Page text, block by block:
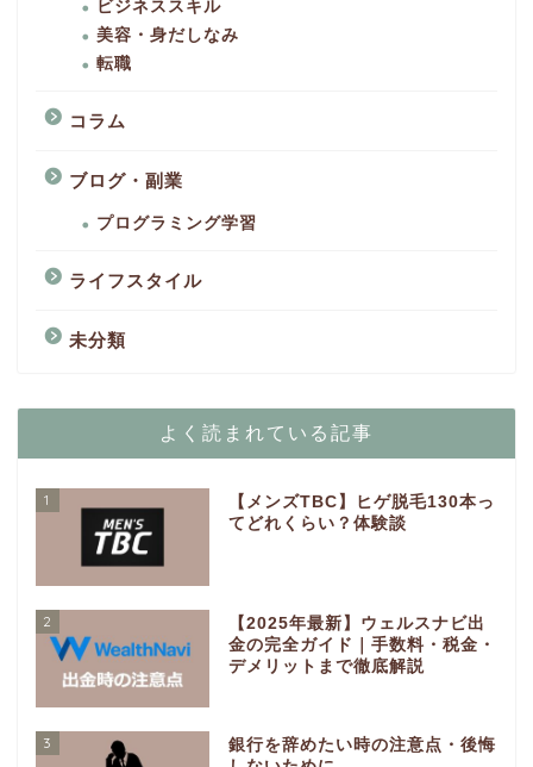
ビジネススキル
美容・身だしなみ
転職
コラム
ブログ・副業
プログラミング学習
ライフスタイル
未分類
よく読まれている記事
1
【メンズTBC】ヒゲ脱毛130本っ
てどれくらい？体験談
2
【2025年最新】ウェルスナビ出
金の完全ガイド｜手数料・税金・
デメリットまで徹底解説
3
銀行を辞めたい時の注意点・後悔